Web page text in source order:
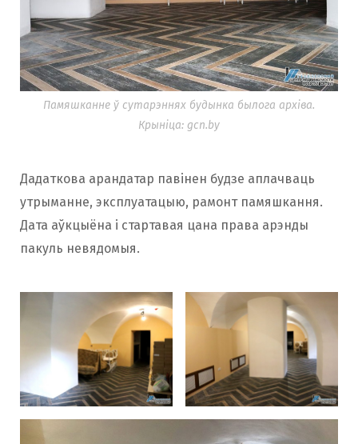
Памяшканне ў сутарэннях будынка былога архіва.
Крыніца: gcn.by
Дадаткова арандатар павінен будзе аплачваць
утрыманне, эксплуатацыю, рамонт памяшкання.
Дата аўкцыёна і стартавая цана права арэнды
пакуль невядомыя.